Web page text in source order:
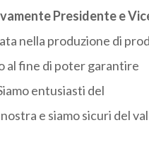
Presidente e
nella produzione di
al fine di poter garantire
entusiasti del
e siamo sicuri del